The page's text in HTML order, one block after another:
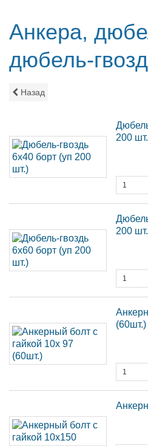
Анкера,
дюбель-
Назад
200
200
(60шт.)